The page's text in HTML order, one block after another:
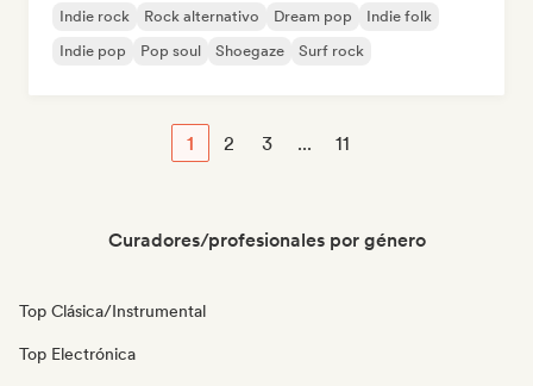
Indie rock Rock alternativo Dream pop
Indie folk
Indie pop
Pop soul Shoegaze Surf rock
1 2 3 ... 11
Curadores/profesionales por género
Top Clásica/Instrumental
Top Electrónica